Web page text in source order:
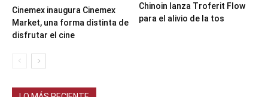
Cinemex inaugura Cinemex
Market, una forma distinta de
disfrutar el cine
Chinoin lanza Troferit Flow
para el alivio de la tos